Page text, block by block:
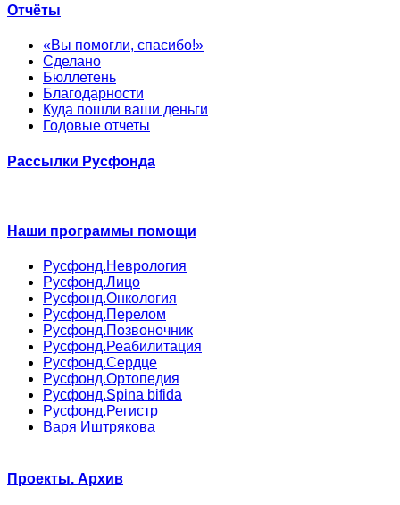
Отчёты
«Вы помогли, спасибо!»
Сделано
Бюллетень
Благодарности
Куда пошли ваши деньги
Годовые отчеты
Рассылки Русфонда
Наши программы помощи
Русфонд.Неврология
Русфонд.Лицо
Русфонд.Онкология
Русфонд.Перелом
Русфонд.Позвоночник
Русфонд.Реабилитация
Русфонд.Сердце
Русфонд.Ортопедия
Русфонд.Spina bifida
Русфонд.Регистр
Варя Иштрякова
Проекты. Архив